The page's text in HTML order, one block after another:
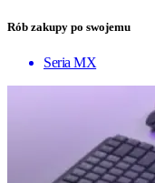
Rób zakupy po swojemu
Seria MX